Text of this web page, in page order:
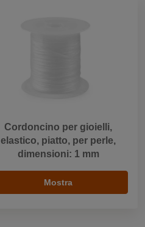
Cordoncino per gioielli,
elastico, piatto, per perle,
dimensioni: 1 mm
Mostra